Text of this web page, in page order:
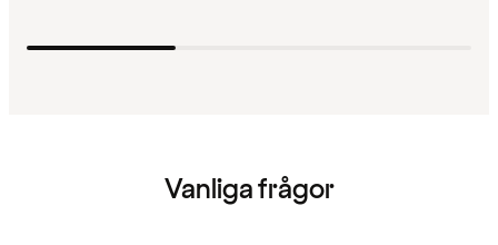
Vanliga frågor